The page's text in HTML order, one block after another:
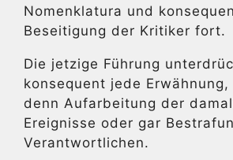
Nomenklatura und
Beseitigung der Kritiker fort.
Die jetzige Führung
konsequent jede Erwähnung,
denn Aufarbeitung der
Ereignisse oder gar
Verantwortlichen.